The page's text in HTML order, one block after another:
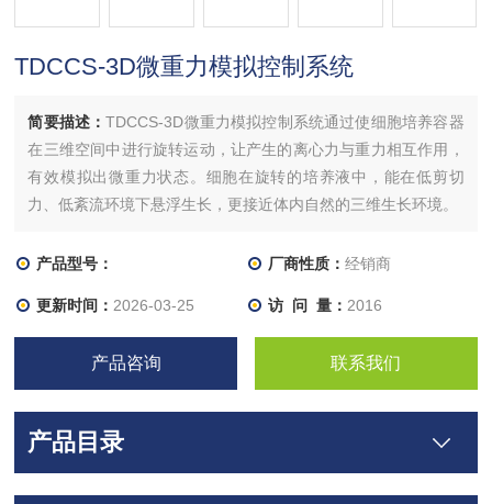
TDCCS-3D微重力模拟控制系统
简要描述：TDCCS-3D微重力模拟控制系统通过使细胞培养容器
在三维空间中进行旋转运动，让产生的离心力与重力相互作用，
有效模拟出微重力状态。细胞在旋转的培养液中，能在低剪切
力、低紊流环境下悬浮生长，更接近体内自然的三维生长环境。
产品型号： 厂商性质： 经销商
更新时间： 2026-03-25 访 问 量： 2016
产品咨询 联系我们
产品目录